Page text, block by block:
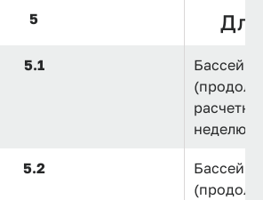
5
5.1
неделю.
5.2
Бассейн,